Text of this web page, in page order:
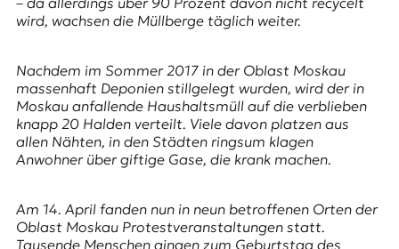
r
|
D
E
K
O
D
wird, wachsen die Müllberge täglich weiter.
Nachdem im Sommer 2017 in der Oblast Moskau
massenhaft Deponien stillgelegt wurden, wird der in
Moskau anfallende Haushaltsmüll auf die verblieben
knapp 20 Halden verteilt. Viele davon platzen aus
allen Nähten, in den Städten ringsum klagen
Anwohner über giftige Gase, die krank machen.
Am 14. April fanden nun in neun betroffenen Orten der
Oblast Moskau Protestveranstaltungen statt.
Tausende Menschen gingen zum Geburtstag des